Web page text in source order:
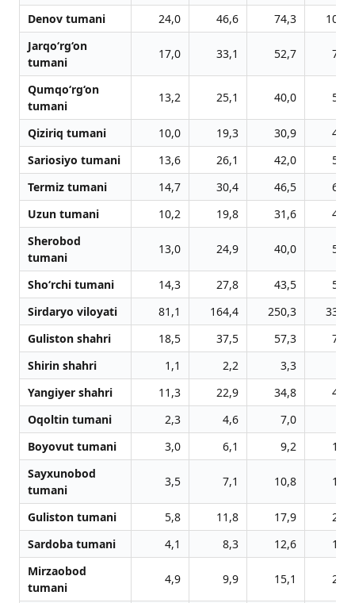
Denov tumani 24,0 46,6 74,3
100,4
Jarqo‘rg‘on
tumani
17,0 33,1 52,7 71,8
Qumqo‘rg‘on
tumani
13,2 25,1 40,0 54,1
Qiziriq tumani 10,0 19,3 30,9
41,8
Sariosiyo tumani
13,6 26,1 42,0
55,6
Termiz tumani
14,7 30,4 46,5
63,1
Uzun tumani
10,2 19,8 31,6
42,6
Sherobod
tumani
13,0 24,9 40,0 54,0
Sho‘rchi tumani 14,3 27,8 43,5
58,9
Sirdaryo viloyati
81,1 164,4 250,3
338,3
Guliston shahri
18,5 37,5 57,3
77,1
Shirin shahri
1,1 2,2 3,3
Yangiyer shahri
11,3 22,9 34,8
47,2
Oqoltin tumani
2,3 4,6 7,0
Boyovut tumani
3,0 6,1 9,2
12,5
Sayxunobod
tumani
3,5 7,1 10,8 14,7
Guliston tumani 5,8 11,8 17,9
24,2
Sardoba tumani
4,1 8,3 12,6
17,0
Mirzaobod
tumani
4,9 9,9 15,1 20,4